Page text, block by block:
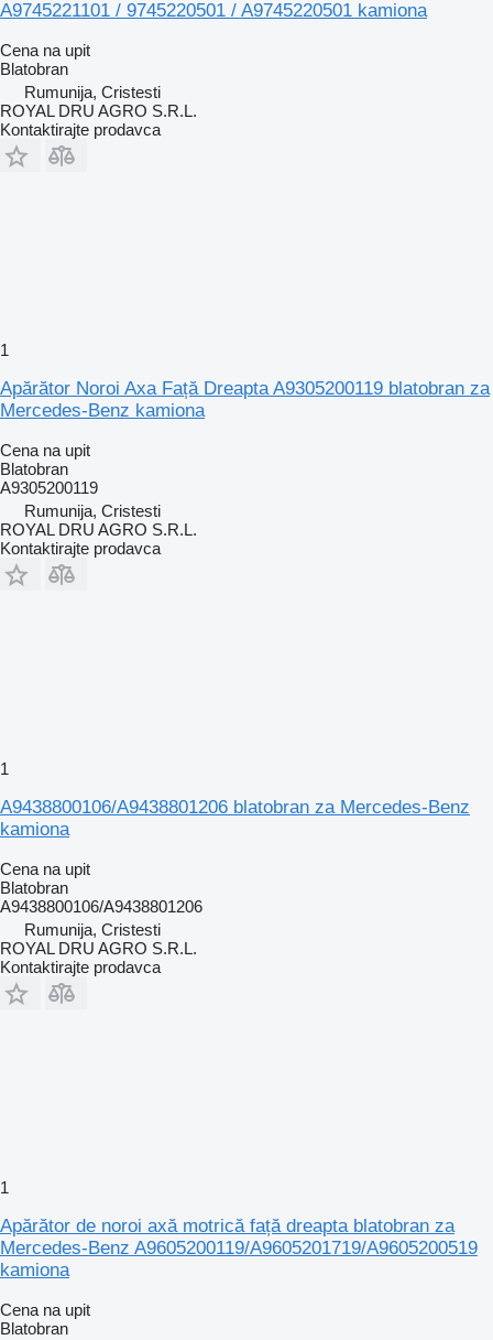
A9745221101 / 9745220501 / A9745220501 kamiona
Cena na upit
Blatobran
Rumunija, Cristesti
ROYAL DRU AGRO S.R.L.
Kontaktirajte prodavca
1
Apărător Noroi Axa Față Dreapta A9305200119 blatobran za
Mercedes-Benz kamiona
Cena na upit
Blatobran
A9305200119
Rumunija, Cristesti
ROYAL DRU AGRO S.R.L.
Kontaktirajte prodavca
1
A9438800106/A9438801206 blatobran za Mercedes-Benz
kamiona
Cena na upit
Blatobran
A9438800106/A9438801206
Rumunija, Cristesti
ROYAL DRU AGRO S.R.L.
Kontaktirajte prodavca
1
Apărător de noroi axă motrică față dreapta blatobran za
Mercedes-Benz A9605200119/A9605201719/A9605200519
kamiona
Cena na upit
Blatobran